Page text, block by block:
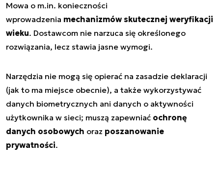
Mowa o m.in. konieczności
wprowadzenia mechanizmów skutecznej weryfikacji
wieku. Dostawcom nie narzuca się określonego
rozwiązania, lecz stawia jasne wymogi.
Narzędzia nie mogą się opierać na zasadzie deklaracji
(jak to ma miejsce obecnie), a także wykorzystywać
danych biometrycznych ani danych o aktywności
użytkownika w sieci; muszą zapewniać ochronę
danych osobowych oraz poszanowanie
prywatności.